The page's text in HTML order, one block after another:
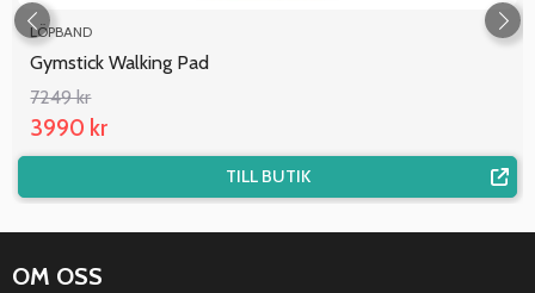
LÖPBAND
Gymstick Walking Pad
7249 kr
3990 kr
TILL BUTIK
OM OSS